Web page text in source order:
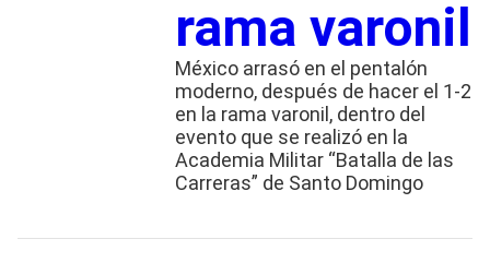
rama varonil
México arrasó en el pentalón
moderno, después de hacer el 1-2
en la rama varonil, dentro del
evento que se realizó en la
Academia Militar “Batalla de las
Carreras” de Santo Domingo